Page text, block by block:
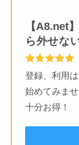
【A8.net
ら外せな
登録、利用
始めてみま
十分お得！